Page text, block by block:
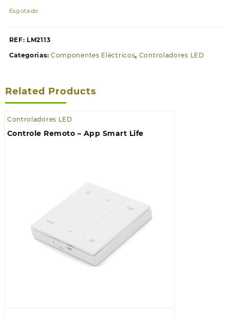
Esgotado
REF: LM2113
Categorias: Componentes Eléctricos, Controladores LED
Related Products
Controladores LED
Controle Remoto – App Smart Life